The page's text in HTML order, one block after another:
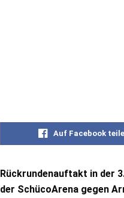
Auf Facebook
Rückrundenauftakt in der
der SchücoArena gegen